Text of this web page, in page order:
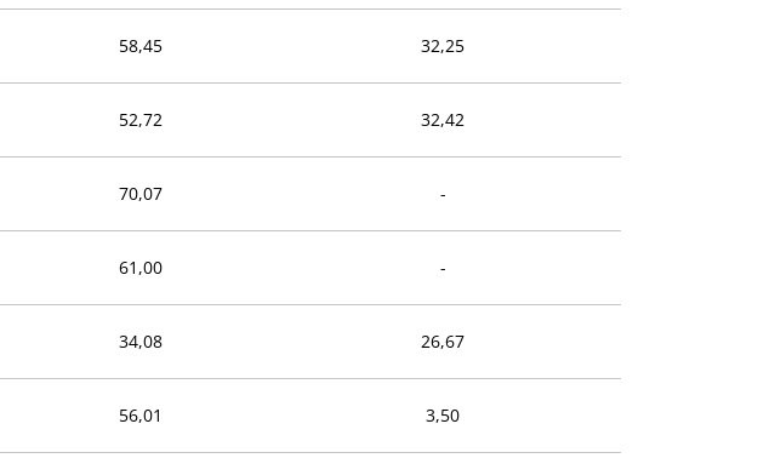
58,45 32,25
52,72 32,42
70,07 -
61,00 -
34,08 26,67
56,01 3,50